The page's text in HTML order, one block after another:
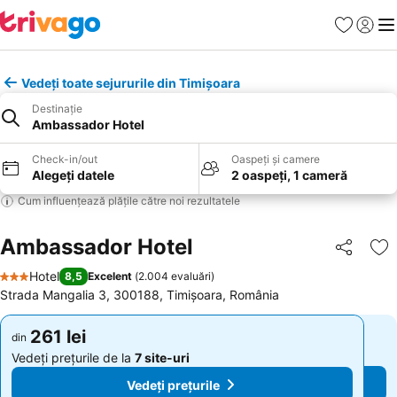
Favorite
Vedeți toate sejururile din Timișoara
Destinație
Ambassador Hotel
Check-in/out
Alegeți datele
Oaspeți și camere
2 oaspeți, 1 cameră
Cum influențează plățile către noi rezultatele
Ambassador Hotel Distribuiți
3 Stele
Hotel 8,5 Excelent (2.004 evaluări)
Strada Mangalia 3, 300188, Timișoara, România
din 261 lei
Vedeți prețurile de la 7 site-uri
Vedeți prețurile
din 261 lei
Vedeți prețurile de la 7 site-uri
Vedeți prețurile